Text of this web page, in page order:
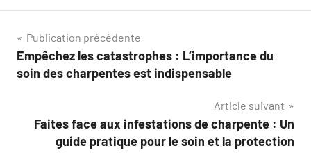
Navigation
de
Publication précédente
Empêchez les catastrophes : L’importance du
soin des charpentes est indispensable
Article suivant
Faites face aux infestations de charpente : Un
guide pratique pour le soin et la protection